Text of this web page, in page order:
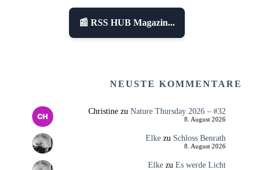
📰 RSS HUB Magazin...
NEUSTE KOMMENTARE
Christinezu Nature Thursday 2026 – #32
8. August 2026
Elkezu Schloss Benrath
8. August 2026
Elkezu Es werde Licht